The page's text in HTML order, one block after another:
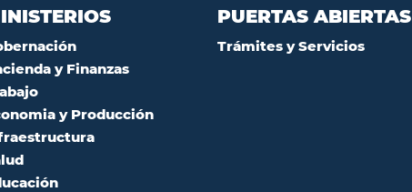
y Finanzas
y Producción
PUERTAS ABIERTAS
Trámites y Servicios